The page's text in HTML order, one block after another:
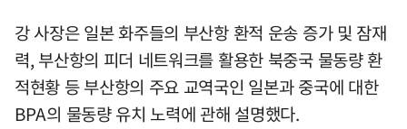
강 사장은 일본 화주들의 부산항 환적 운송 증가 및 잠재
력, 부산항의 피더 네트워크를 활용한 북중국 물동량 환
적현황 등 부산항의 주요 교역국인 일본과 중국에 대한
BPA의 물동량 유치 노력에 관해 설명했다.